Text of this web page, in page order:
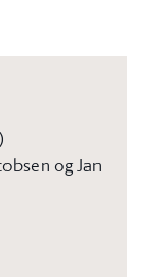
og Jan